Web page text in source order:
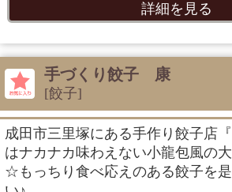
詳細を見る
手づくり餃子 康
[餃子]
成田市三里塚にある手作り餃子店
はナカナカ味わえない小龍包風の
☆もっちり食べ応えのある餃子を